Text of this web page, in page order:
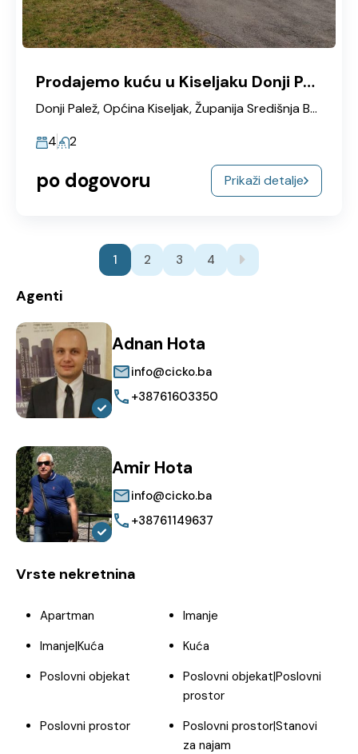
Prodajemo kuću u Kiseljaku Donji Palež
Donji Palež, Općina Kiseljak, Županija Središnja Bosna, Federacija Bosne i Hercegovine, 71250, Bosna i Hercegovina
4
2
po dogovoru Prikaži detalje
1 2 3 4
Agenti
Adnan Hota
info@cicko.ba
+38761603350
Amir Hota
info@cicko.ba
+38761149637
Vrste nekretnina
Apartman
Imanje
Imanje|Kuća
Kuća
Poslovni objekat
Poslovni objekat|Poslovni
prostor
Poslovni prostor
Poslovni prostor|Stanovi
za najam